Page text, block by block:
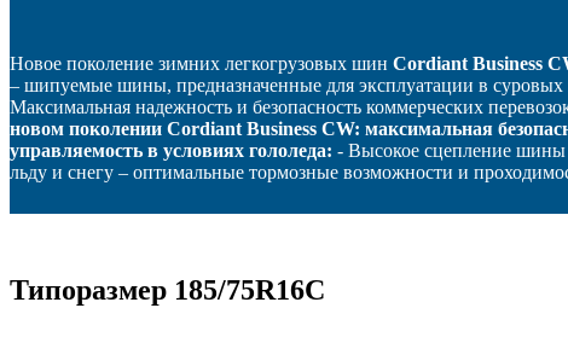
Новое поколение зимних легкогрузовых шин Cordiant Business
– шипуемые шины, предназначенные для эксплуатации в суровых
Максимальная надежность и безопасность коммерческих
новом поколении Cordiant Business CW: максимальная
управляемость в условиях гололеда: - Высокое сцепление шины
льду и снегу – оптимальные тормозные возможности и
Типоразмер 185/75R16С